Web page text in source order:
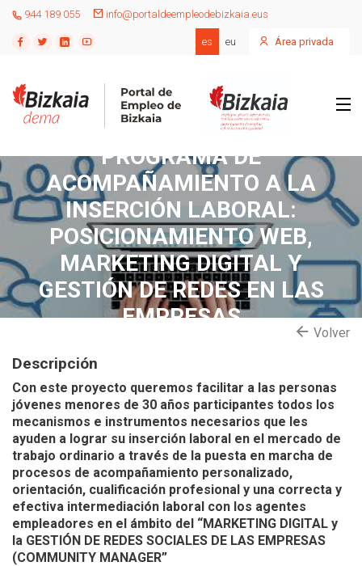
944 189 055 info@portaldeempleodebizkaia.eus
es eu Área privada
PROGRAMA DE
ACOMPAÑAMIENTO A LA
INSERCIÓN LABORAL:
POSICIONAMIENTO WEB,
MARKETING DIGITAL Y
GESTIÓN DE REDES EN LAS
EMPRESAS
Volver
Descripción
Con este proyecto queremos facilitar a las personas
jóvenes menores de 30 años participantes todos los
mecanismos e instrumentos necesarios que les
ayuden a lograr su inserción laboral en el mercado de
trabajo ordinario a través de la puesta en marcha de
procesos de acompañamiento personalizado,
orientación, cualificación profesional y una correcta y
efectiva intermediación laboral con los agentes
empleadores en el ámbito del “MARKETING DIGITAL y
la GESTIÓN DE REDES SOCIALES DE LAS EMPRESAS
(COMMUNITY MANAGER”